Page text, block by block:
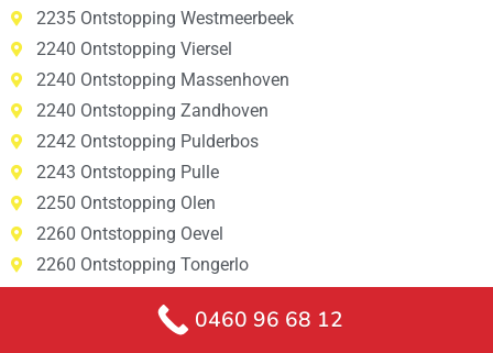
2235 Ontstopping Westmeerbeek
2240 Ontstopping Viersel
2240 Ontstopping Massenhoven
2240 Ontstopping Zandhoven
2242 Ontstopping Pulderbos
2243 Ontstopping Pulle
2250 Ontstopping Olen
2260 Ontstopping Oevel
2260 Ontstopping Tongerlo
2260 Ontstopping Zoerle-Parwijs
0460 96 68 12